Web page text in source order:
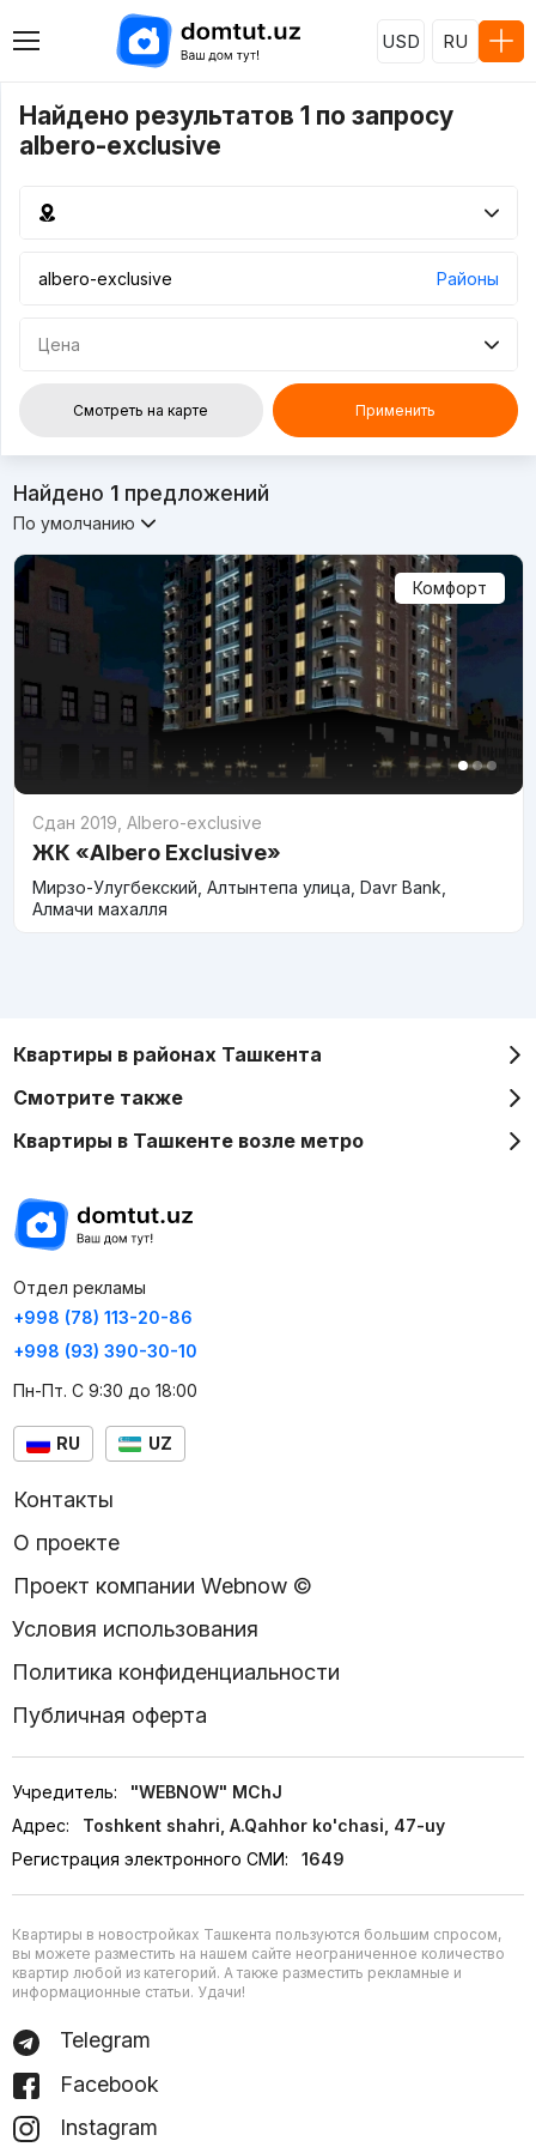
USD RU
Найдено результатов 1 по запросу
albero-exclusive
Районы
Цена
Смотреть на карте Применить
Найдено 1предложений
По умолчанию
Комфорт
Сдан 2019 Albero-exclusive
ЖК «Albero Exclusive»
Мирзо-Улугбекский, Алтынтепа улица, Davr Bank,
Алмачи махалля
Квартиры в районах Ташкента
Смотрите также
Квартиры в Ташкенте возле метро
Отдел рекламы
+998 (78) 113-20-86
+998 (93) 390-30-10
Пн-Пт. С 9:30 до 18:00
RU UZ
Контакты
О проекте
Проект компании Webnow ©
Условия использования
Политика конфиденциальности
Публичная оферта
Учредитель:
"WEBNOW" MChJ
Адрес:
Toshkent shahri, A.Qahhor ko'chasi, 47-uy
Регистрация электронного СМИ:
1649
Квартиры в новостройках Ташкента пользуются большим спросом,
вы можете разместить на нашем сайте неограниченное количество
квартир любой из категорий. А также разместить рекламные и
информационные статьи. Удачи!
Telegram
Facebook
Instagram